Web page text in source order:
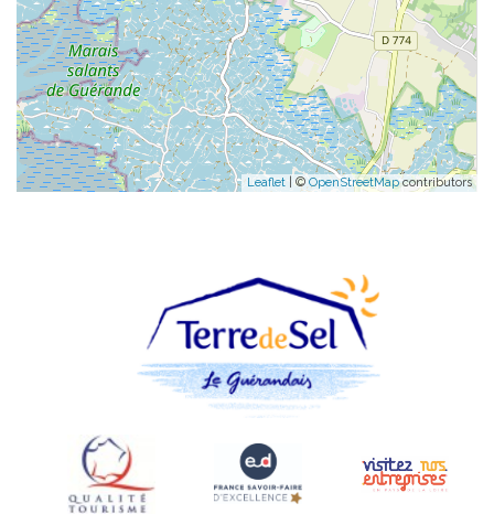
Leaflet | © OpenStreetMapcontributors